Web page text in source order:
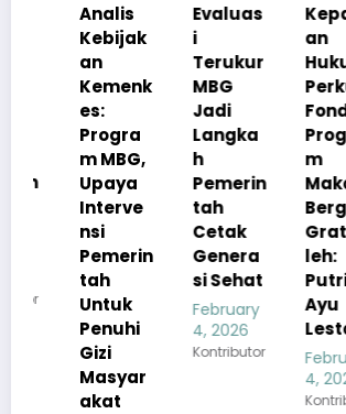
Analis
Kebijak
Kemenk
Progra
m MBG,
Upaya
Interve
Pemerin
Untuk
Penuhi
Masyar
akat
Evaluas
Terukur
MBG
Langka
Pemerin
Cetak
Genera
si Sehat
February
4, 2026
Kontributor
Kepasti
Hukum
Perkuat
Fondasi
Progra
Makan
Bergizi
GratisO
Putri
Lestari
February
4, 2026
Kontributor